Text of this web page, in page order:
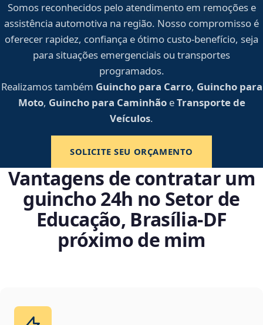
Somos reconhecidos pelo atendimento em remoções e
assistência automotiva na região. Nosso compromisso é
oferecer rapidez, confiança e ótimo custo-benefício, seja
para situações emergenciais ou transportes
programados.
Realizamos também Guincho para Carro, Guincho para
Moto, Guincho para CaminhãoeTransporte de
Veículos.
SOLICITE SEU ORÇAMENTO
Vantagens de contratar um
guincho 24h no Setor de
Educação, Brasília‑DF
próximo de mim